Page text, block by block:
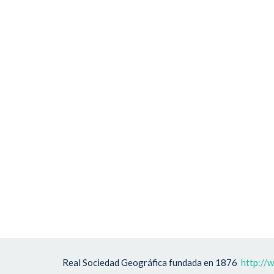
Real Sociedad Geográfica fundada en 1876 http://